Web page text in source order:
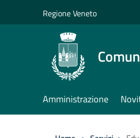
Regione Veneto
Amministrazione